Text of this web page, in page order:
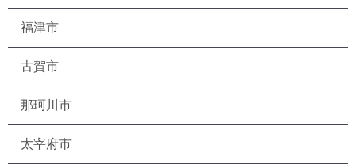
福津市
古賀市
那珂川市
太宰府市